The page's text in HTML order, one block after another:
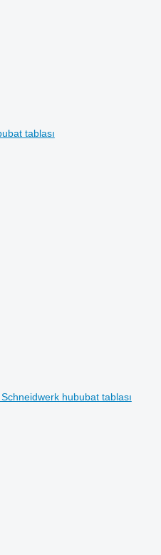
tablası
hububat tablası